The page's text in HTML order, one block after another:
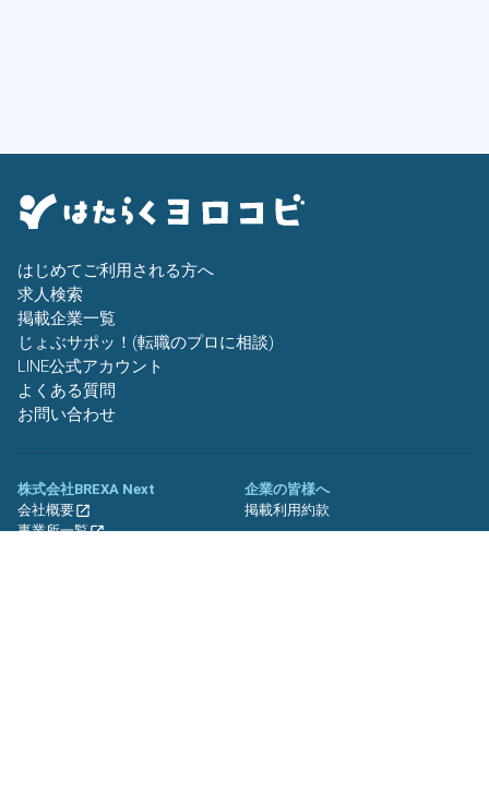
はじめてご利用される方へ
求人検索
掲載企業一覧
じょぶサポッ！(転職のプロに相談)
LINE公式アカウント
よくある質問
お問い合わせ
株式会社BREXA Next
会社概要
事業所一覧
企業の皆様へ
掲載利用約款